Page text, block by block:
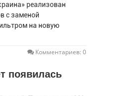
реализован
с заменой
на новую
Комментариев: 0
появилась